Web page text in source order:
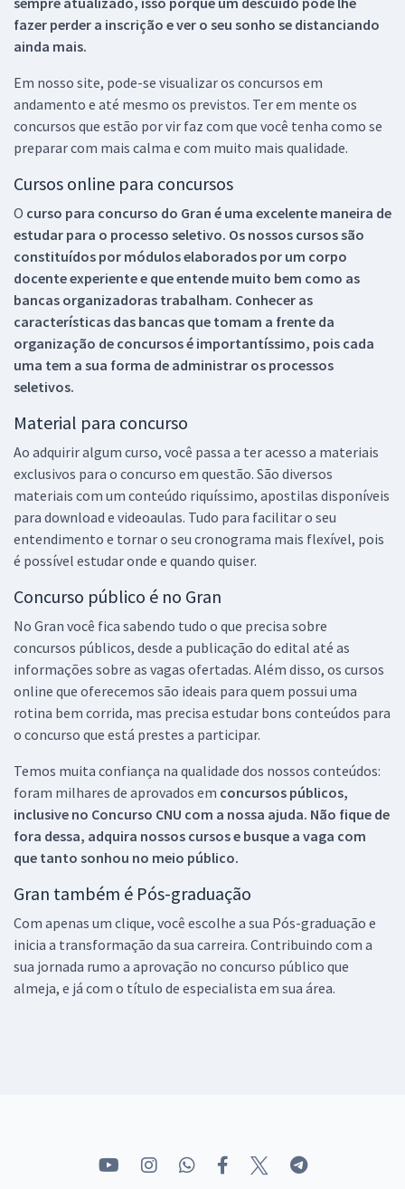
fazer perder a inscrição e ver o seu sonho se distanciando
ainda mais.
Em nosso site, pode-se visualizar os concursos em
andamento e até mesmo os previstos. Ter em mente os
concursos que estão por vir faz com que você tenha como se
preparar com mais calma e com muito mais qualidade.
Cursos online para concursos
O curso para concurso do Gran é uma excelente maneira de
estudar para o processo seletivo. Os nossos cursos são
constituídos por módulos elaborados por um corpo
docente experiente e que entende muito bem como as
bancas organizadoras trabalham. Conhecer as
características das bancas que tomam a frente da
organização de concursos é importantíssimo, pois cada
uma tem a sua forma de administrar os processos
seletivos.
Material para concurso
Ao adquirir algum curso, você passa a ter acesso a materiais
exclusivos para o concurso em questão. São diversos
materiais com um conteúdo riquíssimo, apostilas disponíveis
para download e videoaulas. Tudo para facilitar o seu
entendimento e tornar o seu cronograma mais flexível, pois
é possível estudar onde e quando quiser.
Concurso público é no Gran
No Gran você fica sabendo tudo o que precisa sobre
concursos públicos, desde a publicação do edital até as
informações sobre as vagas ofertadas. Além disso, os cursos
online que oferecemos são ideais para quem possui uma
rotina bem corrida, mas precisa estudar bons conteúdos para
o concurso que está prestes a participar.
Temos muita confiança na qualidade dos nossos conteúdos:
foram milhares de aprovados em concursos públicos,
inclusive no Concurso CNU com a nossa ajuda. Não fique de
fora dessa, adquira nossos cursos e busque a vaga com
que tanto sonhou no meio público.
Gran também é Pós-graduação
Com apenas um clique, você escolhe a sua Pós-graduação e
inicia a transformação da sua carreira. Contribuindo com a
sua jornada rumo a aprovação no concurso público que
almeja, e já com o título de especialista em sua área.